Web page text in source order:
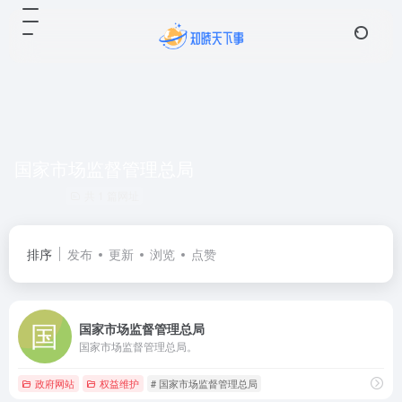
排序 发布 更新 浏览 点赞
国家市场监督管理总局
国家市场监督管理总局。
政府网站 权益维护 # 国家市场监督管理总局